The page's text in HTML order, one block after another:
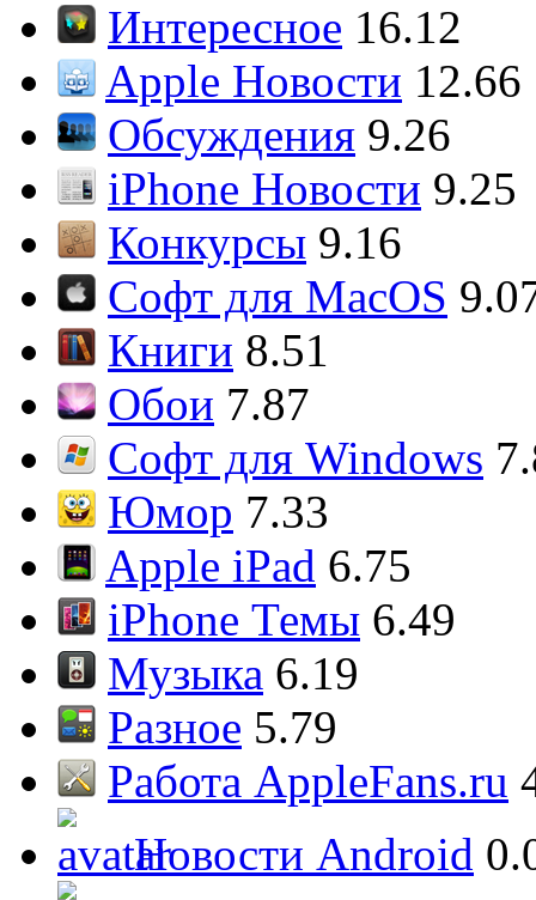
Интересное 16.12
Apple Новости 12.66
Обсуждения 9.26
iPhone Новости 9.25
Конкурсы 9.16
Софт для MacOS
Книги 8.51
Обои 7.87
Софт для Windows
Юмор 7.33
Apple iPad 6.75
iPhone Темы 6.49
Музыка 6.19
Разное 5.79
Работа AppleFans.ru
Новости Android